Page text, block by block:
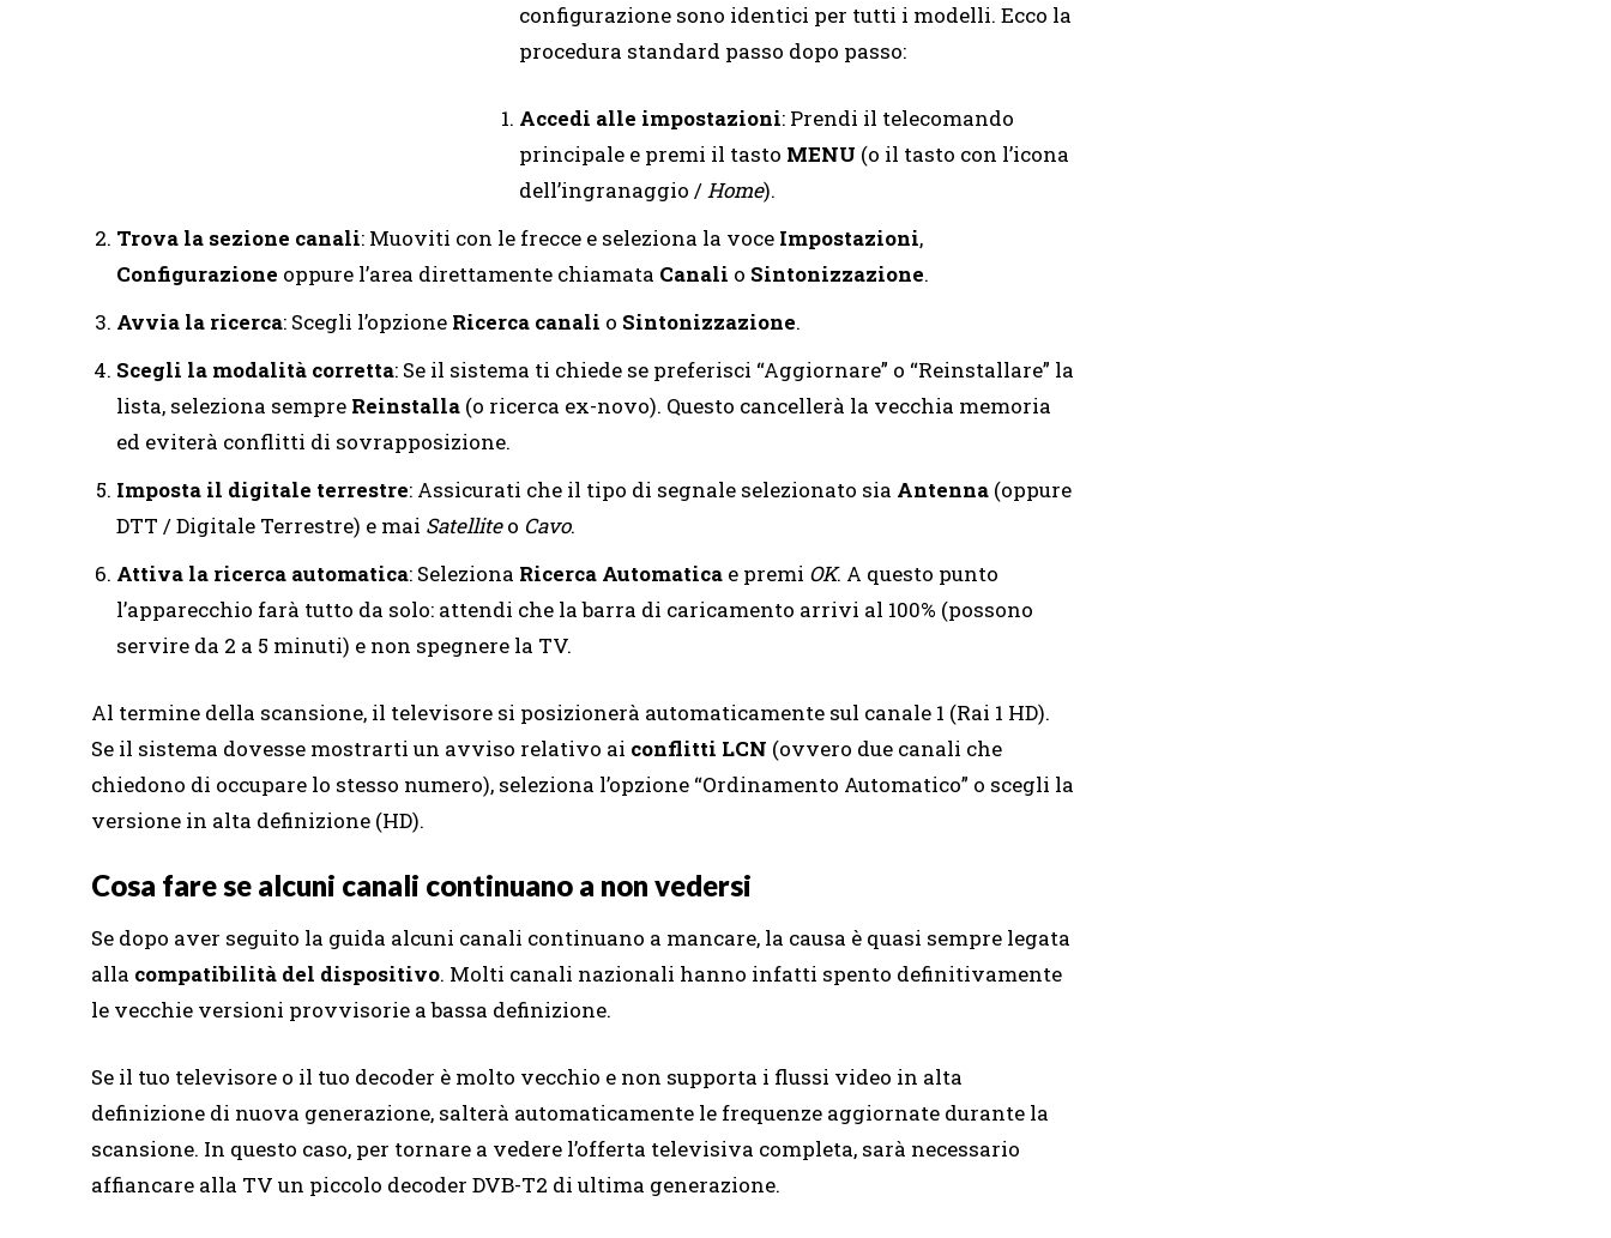
configurazione sono identici per tutti i modelli. Ecco la
procedura standard passo dopo passo:
Accedi alle impostazioni: Prendi il telecomando
principale e premi il tasto MENU (o il tasto con l’icona
dell’ingranaggio /Home).
Trova la sezione canali: Muoviti con le frecce e seleziona la voce Impostazioni,
Configurazione oppure l’area direttamente chiamata Canali o Sintonizzazione.
Avvia la ricerca: Scegli l’opzione Ricerca canali o Sintonizzazione.
Scegli la modalità corretta: Se il sistema ti chiede se preferisci “Aggiornare” o “Reinstallare” la
lista, seleziona sempre Reinstalla (o ricerca ex-novo). Questo cancellerà la vecchia memoria
ed eviterà conflitti di sovrapposizione.
Imposta il digitale terrestre: Assicurati che il tipo di segnale selezionato sia Antenna (oppure
DTT / Digitale Terrestre) e mai Satelliteo Cavo.
Attiva la ricerca automatica: Seleziona Ricerca Automatica e premi OK. A questo punto
l’apparecchio farà tutto da solo: attendi che la barra di caricamento arrivi al 100% (possono
servire da 2 a 5 minuti) e non spegnere la TV.
Al termine della scansione, il televisore si posizionerà automaticamente sul canale 1 (Rai 1 HD).
Se il sistema dovesse mostrarti un avviso relativo ai conflitti LCN (ovvero due canali che
chiedono di occupare lo stesso numero), seleziona l’opzione “Ordinamento Automatico” o scegli la
versione in alta definizione (HD).
Cosa fare se alcuni canali continuano a non vedersi
Se dopo aver seguito la guida alcuni canali continuano a mancare, la causa è quasi sempre legata
alla compatibilità del dispositivo. Molti canali nazionali hanno infatti spento definitivamente
le vecchie versioni provvisorie a bassa definizione.
Se il tuo televisore o il tuo decoder è molto vecchio e non supporta i flussi video in alta
definizione di nuova generazione, salterà automaticamente le frequenze aggiornate durante la
scansione. In questo caso, per tornare a vedere l’offerta televisiva completa, sarà necessario
affiancare alla TV un piccolo decoder DVB-T2 di ultima generazione.